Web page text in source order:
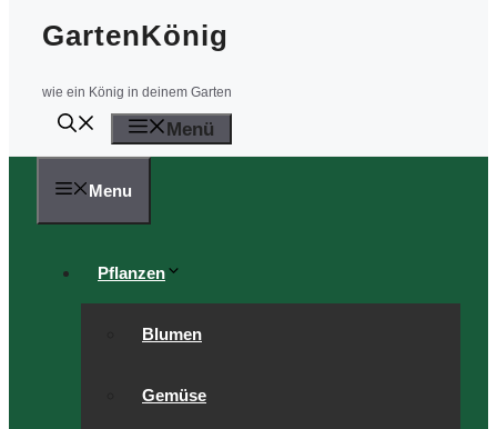
GartenKönig
wie ein König in deinem Garten
Menü
Menu
Pflanzen
Blumen
Gemüse